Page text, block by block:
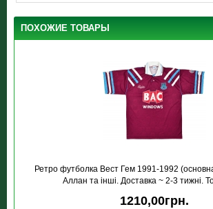
ПОХОЖИЕ ТОВАРЫ
Ретро футболка Вест Гем 1991-1992
Аллан та інші. Доставка ~ 2-3 тижні.
1210,00грн.